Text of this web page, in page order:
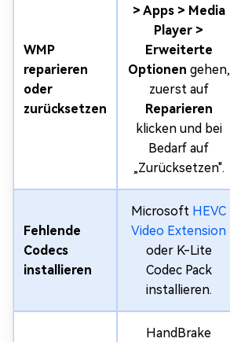
WMP
reparieren
oder
zurücksetzen
> Apps > Media
Player >
Erweiterte
Optionen gehen,
zuerst auf
Reparieren
klicken und bei
Bedarf auf
„Zurücksetzen".
Fehlende
Codecs
installieren
Microsoft HEVC
Video Extension
oder K-Lite
Codec Pack
installieren.
HandBrake